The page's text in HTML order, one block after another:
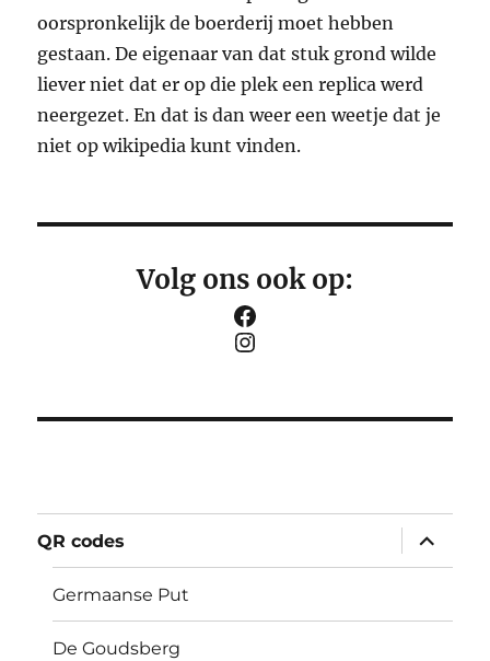
oorspronkelijk de boerderij moet hebben
gestaan. De eigenaar van dat stuk grond wilde
liever niet dat er op die plek een replica werd
neergezet. En dat is dan weer een weetje dat je
niet op wikipedia kunt vinden.
Volg ons ook op:
Facebook
Instagram
QR codes
Germaanse Put
De Goudsberg